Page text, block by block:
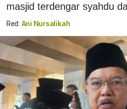
masjid terdengar syahdu
Red: Ani Nursalikah